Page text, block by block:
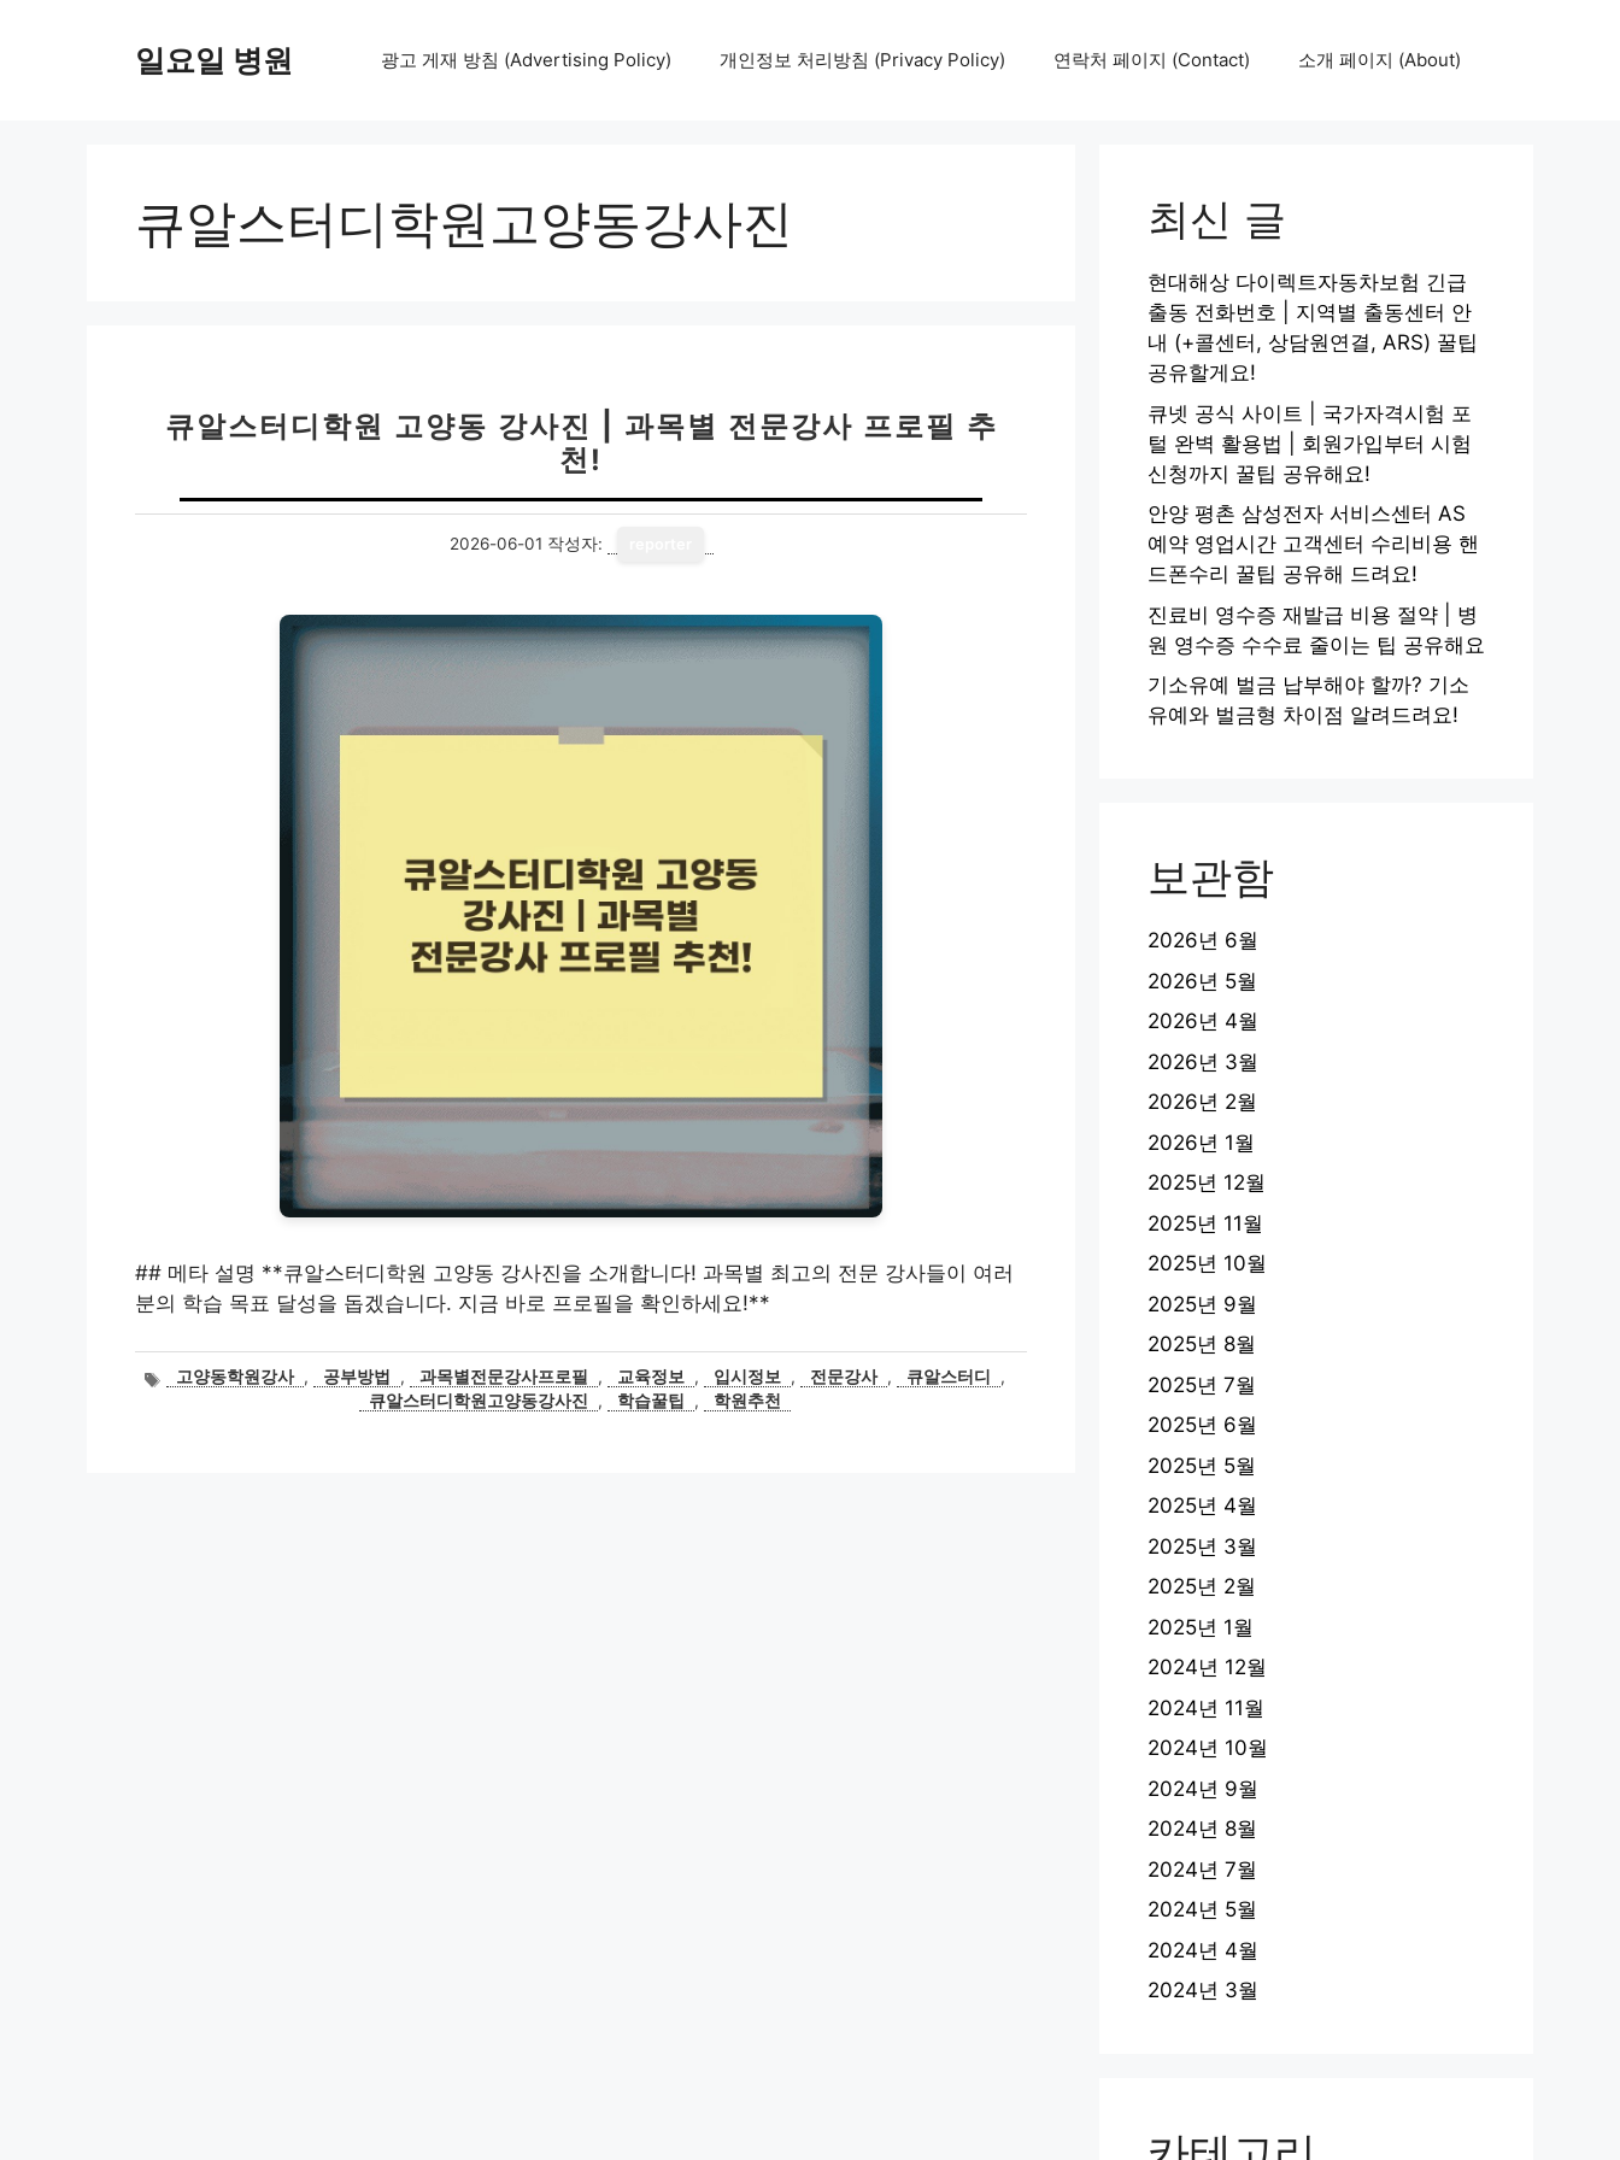
일요일 병원 광고 게재 방침 (Advertising Policy) 개인정보 처리방침 (Privacy Policy) 연락처 페이지 (Contact) 소개 페이지 (About)
큐알스터디학원고양동강사진
큐알스터디학원 고양동 강사진 | 과목별 전문강사 프로필 추
천!
2026-06-01 작성자:
## 메타 설명 **큐알스터디학원 고양동 강사진을 소개합니다! 과목별 최고의 전문 강사들이 여러
분의 학습 목표 달성을 돕겠습니다. 지금 바로 프로필을 확인하세요!**
태고양동학원강사 , 공부방법 , 과목별전문강사프로필 , 교육정보 , 입시정보 , 전문강사 , 큐알스터디
,
큐알스터디학원고양동강사진
, 학습꿀팁 , 학원추천
최신 글
현대해상 다이렉트자동차보험 긴급
출동 전화번호 | 지역별 출동센터 안
내 (+콜센터, 상담원연결, ARS) 꿀팁
공유할게요!
큐넷 공식 사이트 | 국가자격시험 포
털 완벽 활용법 | 회원가입부터 시험
신청까지 꿀팁 공유해요!
안양 평촌 삼성전자 서비스센터 AS
예약 영업시간 고객센터 수리비용 핸
드폰수리 꿀팁 공유해 드려요!
진료비 영수증 재발급 비용 절약 | 병
원 영수증 수수료 줄이는 팁 공유해요
기소유예 벌금 납부해야 할까? 기소
유예와 벌금형 차이점 알려드려요!
보관함
2026년 6월
2026년 5월
2026년 4월
2026년 3월
2026년 2월
2026년 1월
2025년 12월
2025년 11월
2025년 10월
2025년 9월
2025년 8월
2025년 7월
2025년 6월
2025년 5월
2025년 4월
2025년 3월
2025년 2월
2025년 1월
2024년 12월
2024년 11월
2024년 10월
2024년 9월
2024년 8월
2024년 7월
2024년 5월
2024년 4월
2024년 3월